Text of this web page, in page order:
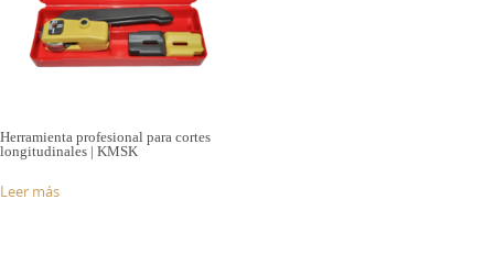
Herramienta profesional para cortes
longitudinales | KMSK
Leer más